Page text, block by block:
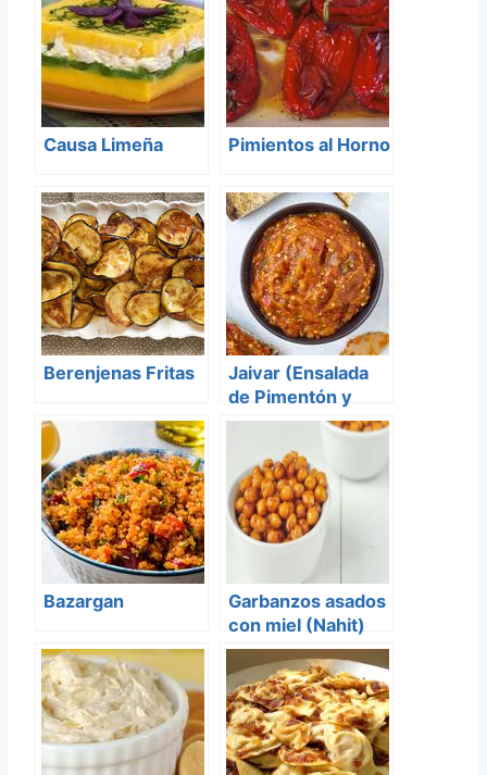
Causa Limeña Pimientos al Horno
Berenjenas Fritas
Jaivar (Ensalada
de Pimentón y
Berenjenas)
Bazargan
Garbanzos asados
con miel (Nahit)